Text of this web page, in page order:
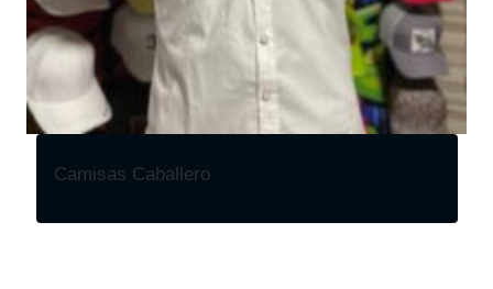
Camisas Caballero